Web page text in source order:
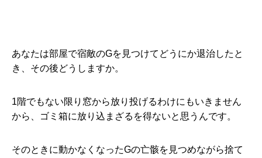
あなたは部屋で宿敵のGを見つけてどうにか退治したと
き、その後どうしますか。
1階でもない限り窓から放り投げるわけにもいきません
から、ゴミ箱に放り込まざるを得ないと思うんです。
そのときに動かなくなったGの亡骸を見つめながら捨て